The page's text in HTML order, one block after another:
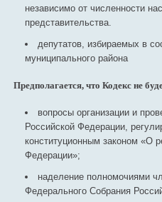
независимо от численности
представительства.
депутатов, избираемых в
муниципального района
Предполагается, что Кодекс не
вопросы организации и
Российской Федерации,
конституционным законом «О
Федерации»;
наделение полномочиями
Федерального Собрания